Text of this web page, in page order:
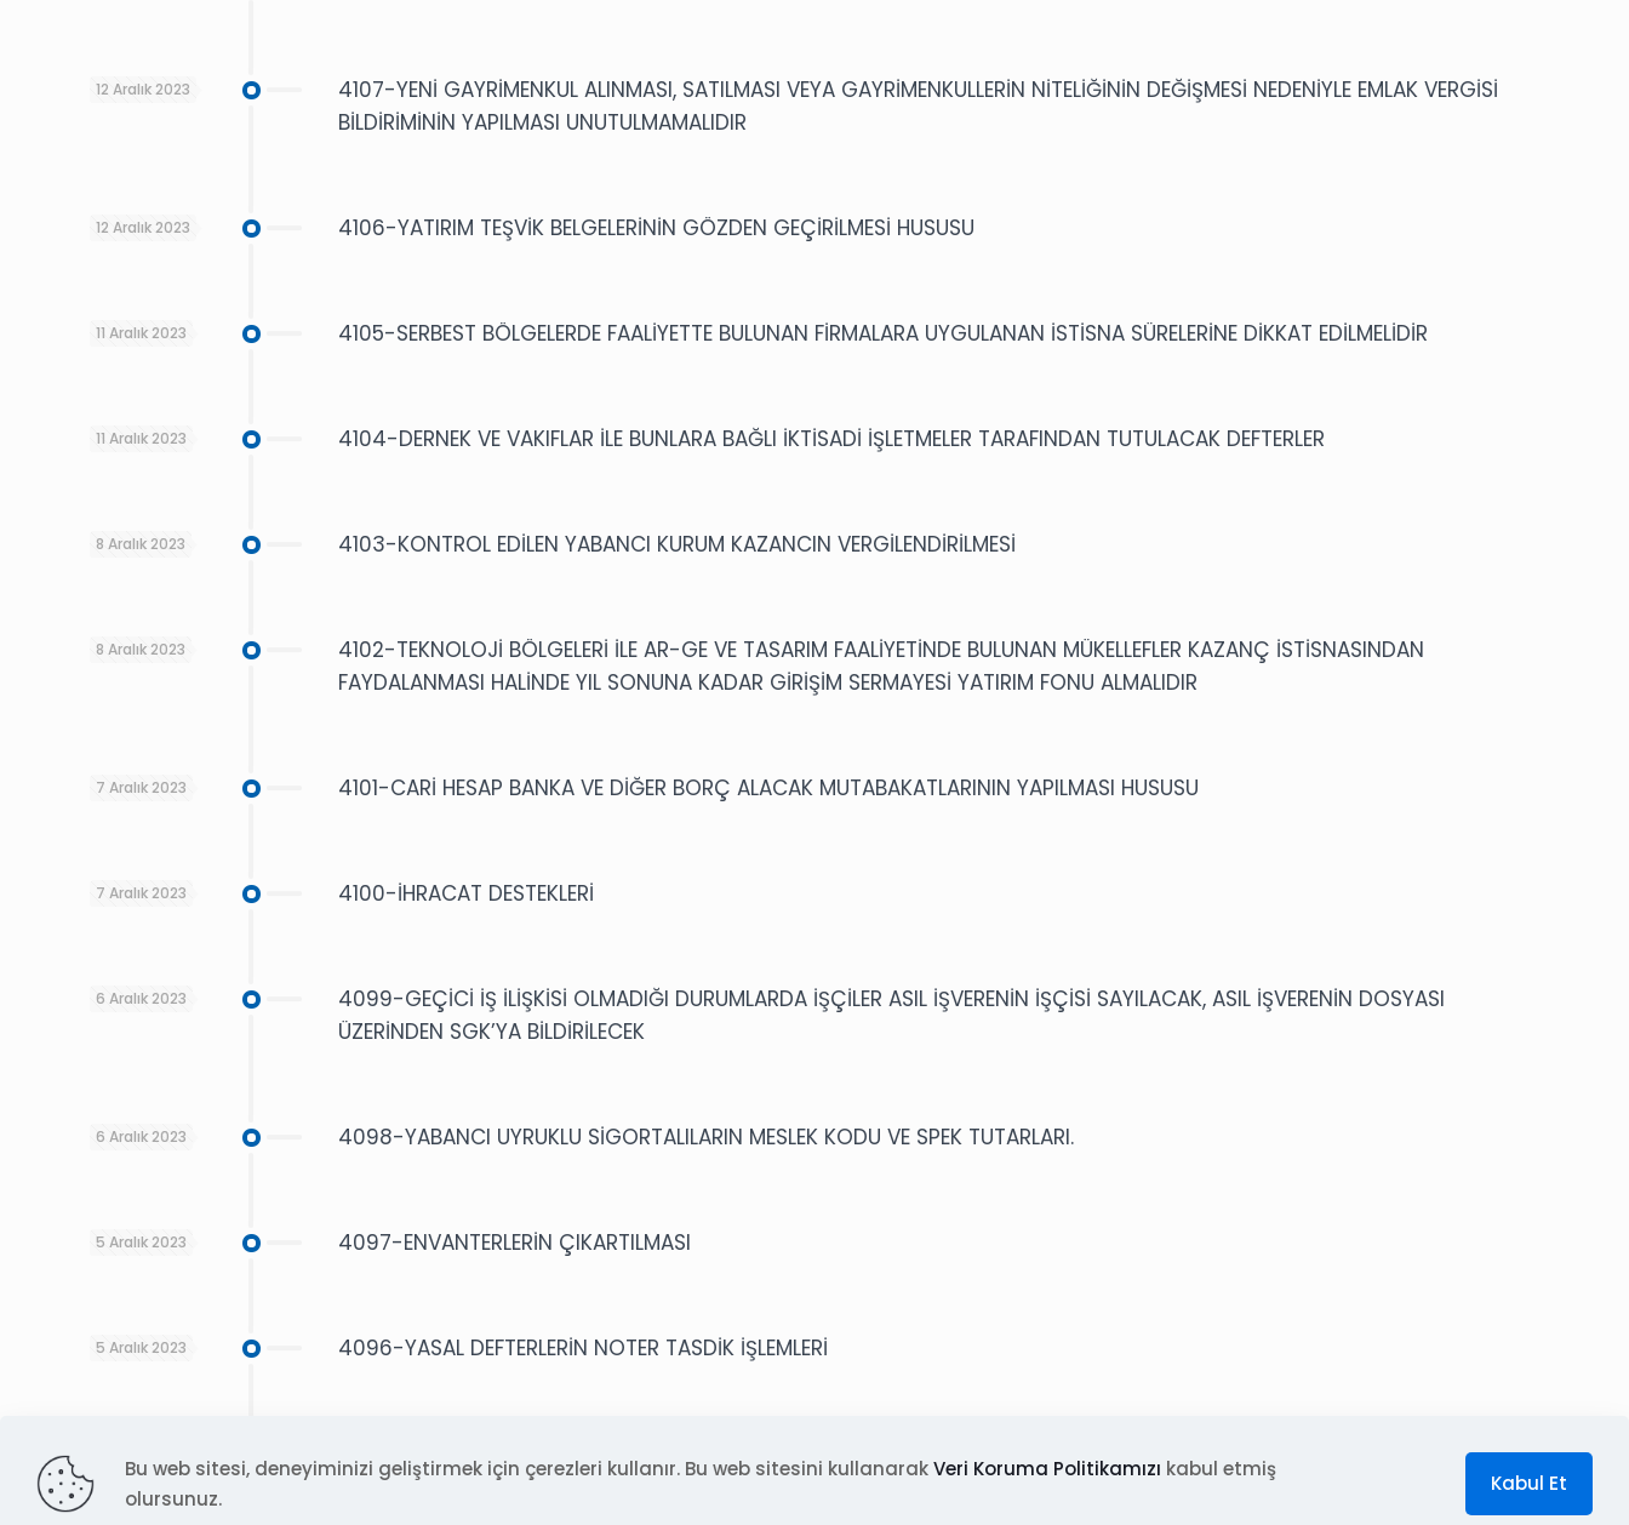
12 Aralık 2023
4107-YENİ GAYRİMENKUL ALINMASI, SATILMASI VEYA GAYRİMENKULLERİN NİTELİĞİNİN DEĞİŞMESİ NEDENİYLE EMLAK VERGİSİ
BİLDİRİMİNİN YAPILMASI UNUTULMAMALIDIR
12 Aralık 2023 4106-YATIRIM TEŞVİK BELGELERİNİN GÖZDEN GEÇİRİLMESİ HUSUSU
11 Aralık 2023 4105-SERBEST BÖLGELERDE FAALİYETTE BULUNAN FİRMALARA UYGULANAN İSTİSNA SÜRELERİNE DİKKAT EDİLMELİDİR
11 Aralık 2023 4104-DERNEK VE VAKIFLAR İLE BUNLARA BAĞLI İKTİSADİ İŞLETMELER TARAFINDAN TUTULACAK DEFTERLER
8 Aralık 2023 4103-KONTROL EDİLEN YABANCI KURUM KAZANCIN VERGİLENDİRİLMESİ
8 Aralık 2023
4102-TEKNOLOJİ BÖLGELERİ İLE AR-GE VE TASARIM FAALİYETİNDE BULUNAN MÜKELLEFLER KAZANÇ İSTİSNASINDAN
FAYDALANMASI HALİNDE YIL SONUNA KADAR GİRİŞİM SERMAYESİ YATIRIM FONU ALMALIDIR
7 Aralık 2023 4101-CARİ HESAP BANKA VE DİĞER BORÇ ALACAK MUTABAKATLARININ YAPILMASI HUSUSU
7 Aralık 2023 4100-İHRACAT DESTEKLERİ
6 Aralık 2023
4099-GEÇİCİ İŞ İLİŞKİSİ OLMADIĞI DURUMLARDA İŞÇİLER ASIL İŞVERENİN İŞÇİSİ SAYILACAK, ASIL İŞVERENİN DOSYASI
ÜZERİNDEN SGK’YA BİLDİRİLECEK
6 Aralık 2023 4098-YABANCI UYRUKLU SİGORTALILARIN MESLEK KODU VE SPEK TUTARLARI.
5 Aralık 2023 4097-ENVANTERLERİN ÇIKARTILMASI
5 Aralık 2023 4096-YASAL DEFTERLERİN NOTER TASDİK İŞLEMLERİ
4095-YURT İÇİ YERLEŞİK GERÇEK VE TÜZEL KİŞİLERİN ALTIN HESAPLARINDAN TÜRK LİRASI MEVDUAT VE KATILMA HESAPLARINA
DÖNÜŞÜMÜNE AİT TEBLİĞ’DE DEĞİŞİKLİK YAPILDI
Bu web sitesi, deneyiminizi geliştirmek için çerezleri kullanır. Bu web sitesini kullanarakVeri Koruma Politikamızı kabul etmiş
olursunuz.
Kabul Et